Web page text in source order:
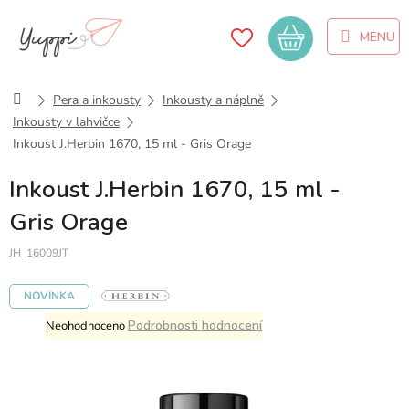
obsah
Nákupní
košík
DomůPera a inkousty
Inkousty a náplně
Inkousty v lahvičce
Inkoust J.Herbin 1670, 15 ml - Gris Orage
Inkoust J.Herbin 1670, 15 ml -
Gris Orage
JH_16009JT
NOVINKA
Průměrné
hodnocení
NeohodnocenoPodrobnosti hodnocení